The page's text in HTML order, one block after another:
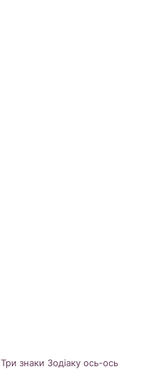
Три знаки Зодіаку ось-ось